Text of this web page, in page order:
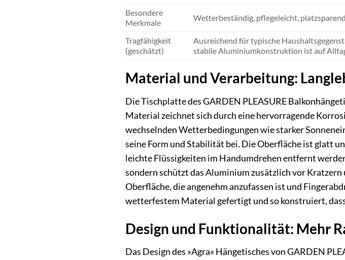
Besondere
Merkmale
Wetterbeständig, pflegeleicht, platzsparend
Tragfähigkeit
(geschätzt)
Ausreichend für typische
stabile Aluminiumkonstruktion ist auf
Material und Verarbeitung:
Die Tischplatte des GARDEN PLEASURE
Material zeichnet sich durch eine hervorragende
wechselnden Wetterbedingungen wie starker
seine Form und Stabilität bei. Die Oberfläche ist glatt
leichte Flüssigkeiten im Handumdrehen entfernt
sondern schützt das Aluminium zusätzlich vor
Oberfläche, die angenehm anzufassen ist und
wetterfestem Material gefertigt und so konstruiert,
Design und Funktionalität: Mehr
Das Design des »Agra« Hängetisches von GARDEN